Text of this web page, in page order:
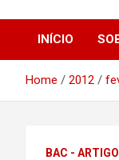
INÍCIO
Home 2012
BAC -